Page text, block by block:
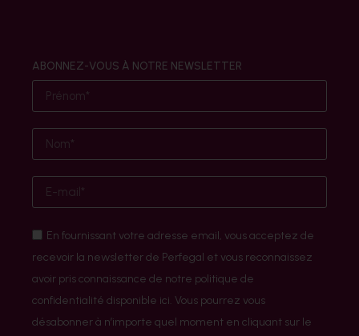
ABONNEZ-VOUS À NOTRE NEWSLETTER
En fournissant votre adresse email, vous acceptez de
recevoir la newsletter de Perfegal et vous reconnaissez
avoir pris connaissance de notre politique de
confidentialité disponible ici. Vous pourrez vous
désabonner à n’importe quel moment en cliquant sur le